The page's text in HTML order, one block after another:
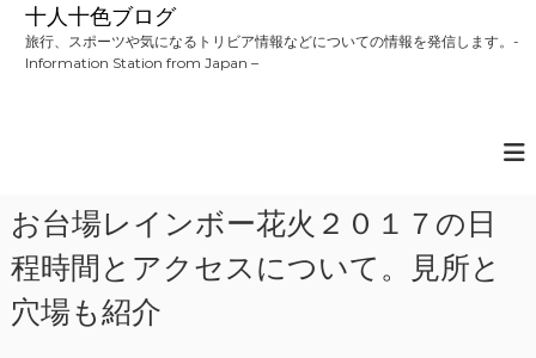
十人十色ブログ
旅行、スポーツや気になるトリビア情報などについての情報を発信します。-
Information Station from Japan –
お台場レインボー花火２０１７の日
程時間とアクセスについて。見所と
穴場も紹介